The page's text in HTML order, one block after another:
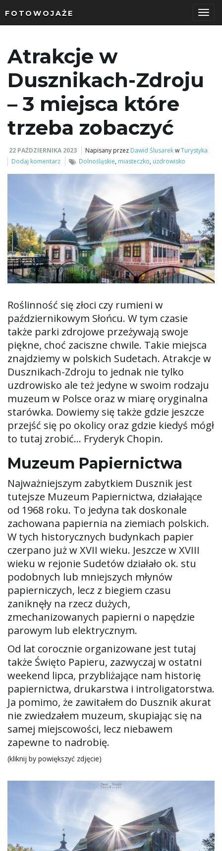
e
ą
c
a
ę
FOTOWOJAŻE
Atrakcje w
Dusznikach-Zdroju
– 3 miejsca które
trzeba zobaczyć
22 PAŹDZIERNIKA 2023 Napisany przez Dawid ŚlusarekwTurystyka
Dodaj komentarz
Dolnośląskie, miasteczko, uzdrowisko
Roślinność się złoci czy rumieni w
październikowym Słońcu. W tym czasie
także parki zdrojowe przeżywają swoje
piękne, choć zaciszne chwile. Takie miejsca
znajdziemy w polskich Sudetach. Atrakcje w
Dusznikach-Zdroju to jednak nie tylko
uzdrowisko ale też jedyne w swoim rodzaju
muzeum w Polsce oraz w miarę oryginalna
starówka. Dowiemy się także gdzie jeszcze
przejść się po okolicy oraz gdzie kiedyś mógł
to tutaj zrobić… Fryderyk Chopin.
Muzeum Papiernictwa
Najważniejszym zabytkiem Dusznik jest
tutejsze Muzeum Papiernictwa, działające
od 1968 roku. To jedyna tak doskonale
zachowana papiernia na ziemiach polskich.
W tych historycznych budynkach papier
czerpano już w XVII wieku. Jeszcze w XVIII
wieku w rejonie Sudetów działało ok. stu
podobnych lub mniejszych młynów
papierniczych, lecz z biegiem czasu
zaniknęły na rzecz dużych,
zmechanizowanych papierni o napędzie
parowym lub elektrycznym.
Od lat corocznie organizowane jest tutaj
także Święto Papieru, zazwyczaj w ostatni
weekend lipca, przybliżające nam historię
papiernictwa, drukarstwa i introligatorstwa.
Ja pomimo, że zawitałem do Dusznik akurat
nie zwiedzałem muzeum, skupiając się na
samej miejscowości, lecz niebawem
zapewne to nadrobię.
(kliknij by powiększyć zdjęcie)